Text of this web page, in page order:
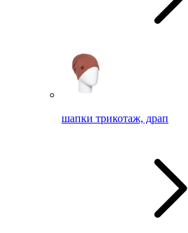
шапки трикотаж, драп